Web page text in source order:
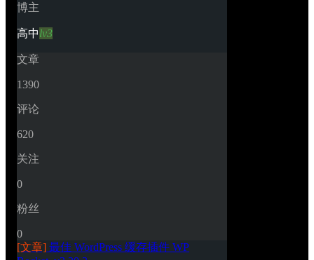
博主
高中lv3
文章
1390
评论
620
关注
0
粉丝
0
[文章] 最佳 WordPress 缓存插件 WP